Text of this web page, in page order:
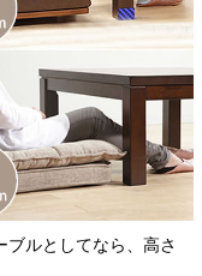
ルとしてなら、高さ